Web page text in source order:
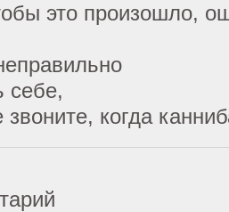
это произошло,
себе,
когда